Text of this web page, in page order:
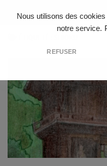
Nous utilisons des
notre service.
REFUSER
Skip to content